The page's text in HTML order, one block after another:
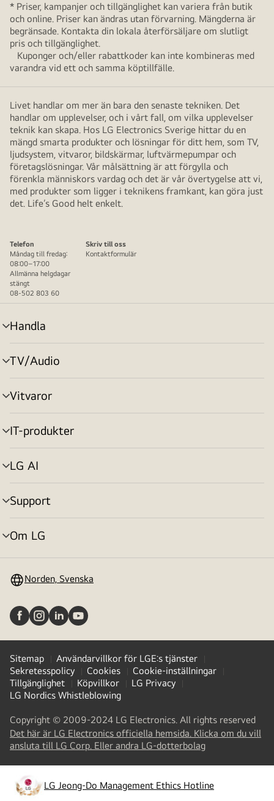
* Priser, kampanjer och tillgänglighet kan variera från butik
och online. Priser kan ändras utan förvarning. Mängderna är
begränsade. Kontakta din lokala återförsäljare om slutligt
pris och tillgänglighet.
Kuponger och/eller rabattkoder kan inte kombineras med
varandra vid ett och samma köptillfälle.
Livet handlar om mer än bara den senaste tekniken. Det
handlar om upplevelser, och i vårt fall, om vilka upplevelser
teknik kan skapa. Hos LG Electronics Sverige hittar du en
mängd smarta produkter och lösningar för ditt hem, som TV,
ljudsystem, vitvaror, bildskärmar, luftvärmepumpar och
företagslösningar. Vår målsättning är att förgylla och
förenkla människors vardag och det är vår övertygelse att vi,
med produkter som ligger i teknikens framkant, kan göra just
det. Life’s Good helt enkelt.
Telefon
Måndag till fredag:
08:00–17:00
Allmänna helgdagar
stängt
08-502 803 60
Skriv till oss
Kontaktformulär
Handla
menyväxling
TV/Audio
menyväxling
Vitvaror
menyväxling
IT-produkter
menyväxling
LG AI
menyväxling
Support
menyväxling
Om LG
menyväxling
Norden, Svenska
Sitemap
Användarvillkor för LGE:s tjänster
Sekretesspolicy
Cookies
Cookie-inställningar
Tillgänglighet
Köpvillkor
LG Privacy
LG Nordics Whistleblowing
Copyright © 2009-2024 LG Electronics. All rights reserved
Det här är LG Electronics officiella hemsida. Klicka om du vill
ansluta till LG Corp. Eller andra LG-dotterbolag(
a
new
tab
LG Jeong-Do Management Ethics Hotline
opens